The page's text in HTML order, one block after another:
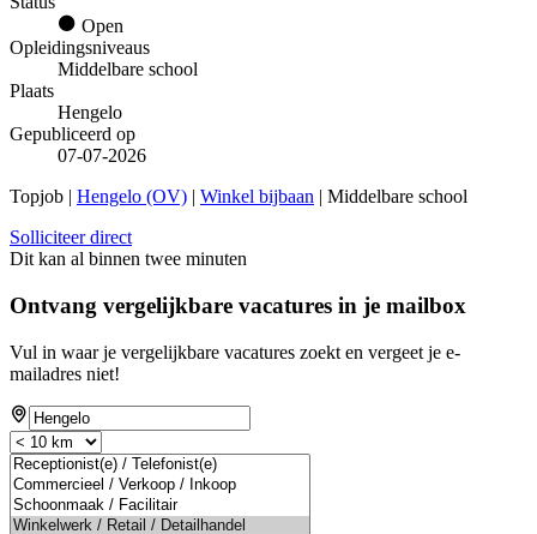
Open
Opleidingsniveaus
Middelbare school
Plaats
Hengelo
Gepubliceerd op
07-07-2026
Topjob | Hengelo (OV) | Winkel bijbaan | Middelbare school
Solliciteer direct
Dit kan al binnen twee minuten
Ontvang vergelijkbare vacatures in je mailbox
Vul in waar je vergelijkbare vacatures zoekt en vergeet je e-
mailadres niet!